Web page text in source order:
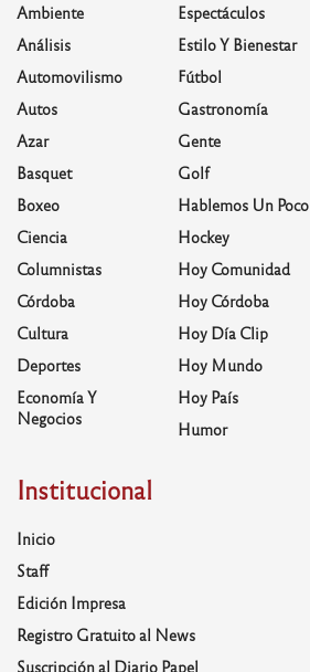
Ambiente
Análisis
Automovilismo
Autos
Azar
Basquet
Boxeo
Ciencia
Columnistas
Córdoba
Cultura
Deportes
Economía Y
Negocios
Espectáculos
Estilo Y Bienestar
Fútbol
Gastronomía
Gente
Golf
Hablemos Un Poco
Hockey
Hoy Comunidad
Hoy Córdoba
Hoy Día Clip
Hoy Mundo
Hoy País
Humor
Institucional
Inicio
Staff
Edición Impresa
Registro Gratuito al News
Suscripción al Diario Papel